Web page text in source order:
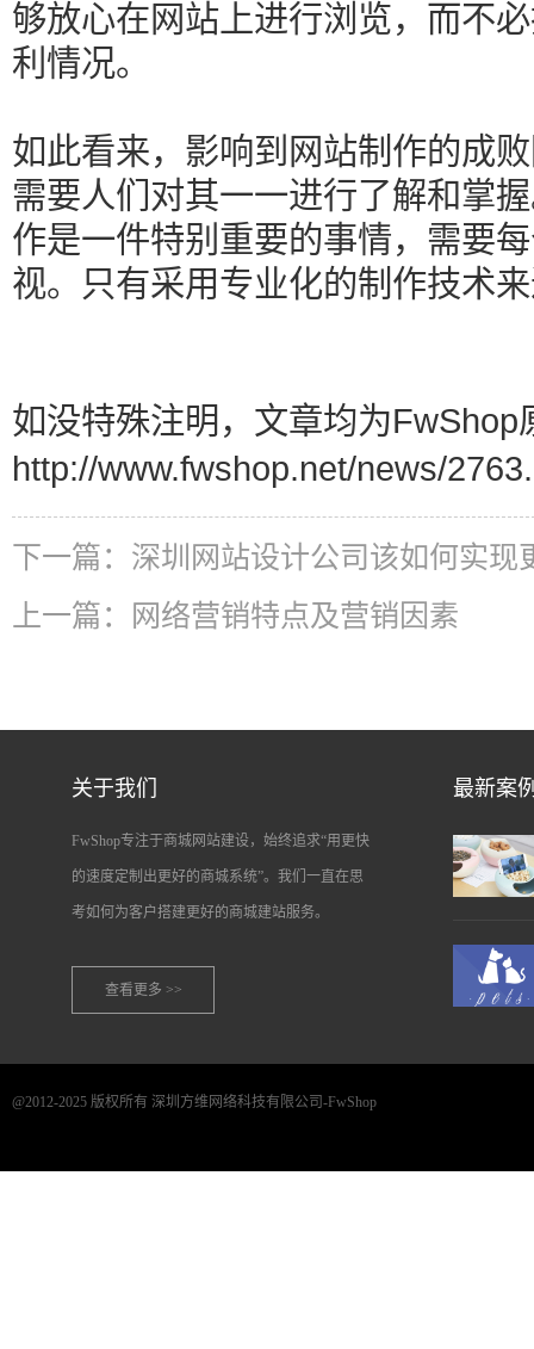
够放心在网站上进行浏览，而不
利情况。
如此看来，影响到网站制作的成
需要人们对其一一进行了解和掌
作是一件特别重要的事情，需要
视。只有采用专业化的制作技术
如没特殊注明，文章均为FwShop
http://www.fwshop.net/news/
下一篇： 深圳网站设计公司该如何实现
上一篇：
网络营销特点及营销因素
关于我们
FwShop专注于商城网站建设，始终追求“用更快
的速度定制出更好的商城系统”。我们一直在思
考如何为客户搭建更好的商城建站服务。
查看更多 >>
最新案
@2012-2025 版权所有 深圳方维网络科技有限公司-FwShop